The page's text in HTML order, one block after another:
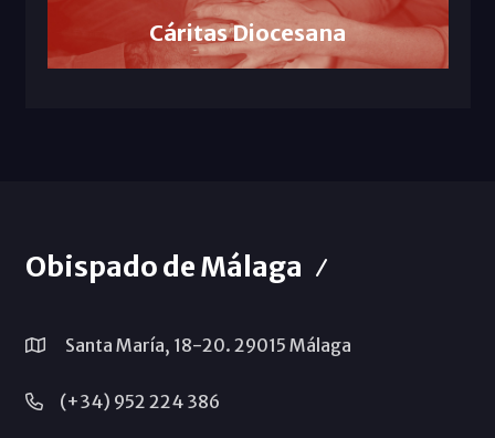
Cáritas Diocesana
Obispado de Málaga
Santa María, 18-20. 29015 Málaga
(+34) 952 224 386